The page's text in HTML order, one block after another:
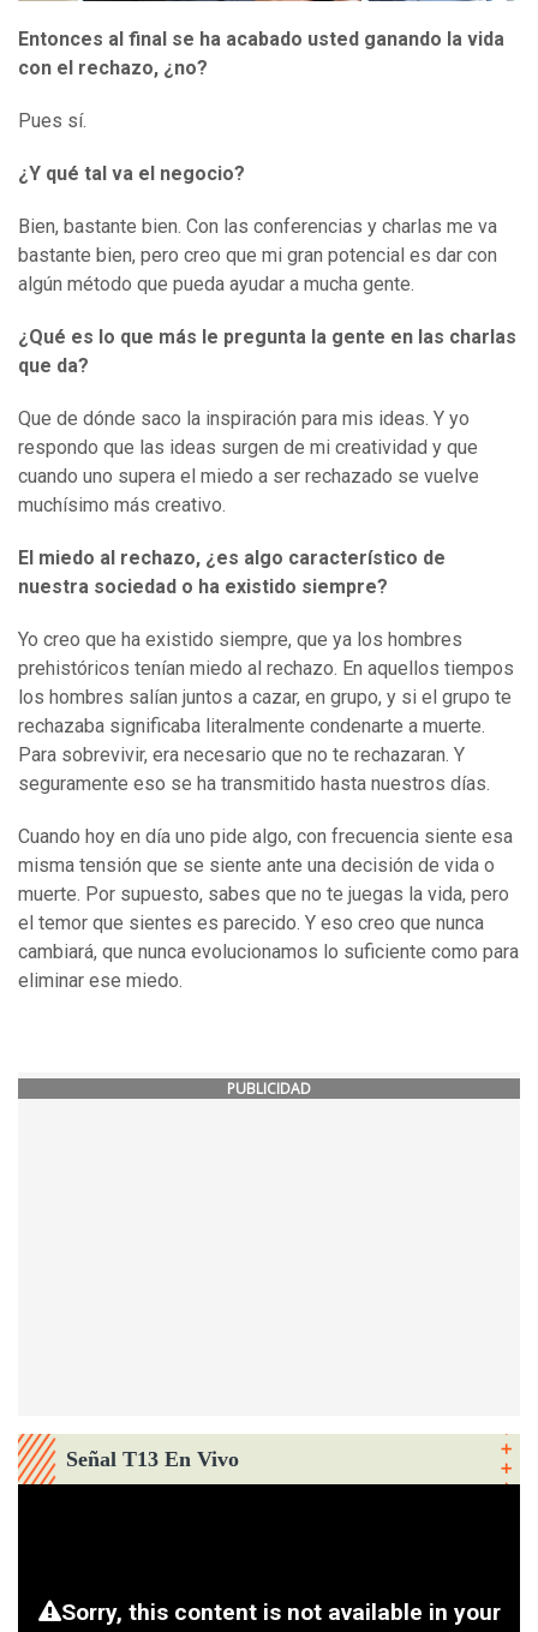
Entonces al final se ha acabado usted ganando la vida
con el rechazo, ¿no?
Pues sí.
¿Y qué tal va el negocio?
Bien, bastante bien. Con las conferencias y charlas me va
bastante bien, pero creo que mi gran potencial es dar con
algún método que pueda ayudar a mucha gente.
¿Qué es lo que más le pregunta la gente en las charlas
que da?
Que de dónde saco la inspiración para mis ideas. Y yo
respondo que las ideas surgen de mi creatividad y que
cuando uno supera el miedo a ser rechazado se vuelve
muchísimo más creativo.
El miedo al rechazo, ¿es algo característico de
nuestra sociedad o ha existido siempre?
Yo creo que ha existido siempre, que ya los hombres
prehistóricos tenían miedo al rechazo. En aquellos tiempos
los hombres salían juntos a cazar, en grupo, y si el grupo te
rechazaba significaba literalmente condenarte a muerte.
Para sobrevivir, era necesario que no te rechazaran. Y
seguramente eso se ha transmitido hasta nuestros días.
Cuando hoy en día uno pide algo, con frecuencia siente esa
misma tensión que se siente ante una decisión de vida o
muerte. Por supuesto, sabes que no te juegas la vida, pero
el temor que sientes es parecido. Y eso creo que nunca
cambiará, que nunca evolucionamos lo suficiente como para
eliminar ese miedo.
PUBLICIDAD
Señal T13 En Vivo